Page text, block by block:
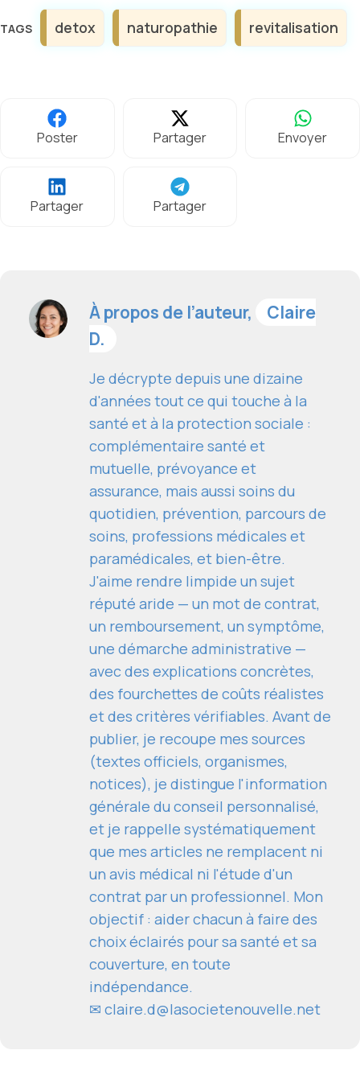
Étiquettes
detox naturopathie revitalisation
Poster Partager Envoyer
Partager Partager
À propos de l’auteur,
Claire
D.
Je décrypte depuis une dizaine
d'années tout ce qui touche à la
santé et à la protection sociale :
complémentaire santé et
mutuelle, prévoyance et
assurance, mais aussi soins du
quotidien, prévention, parcours de
soins, professions médicales et
paramédicales, et bien-être.
J'aime rendre limpide un sujet
réputé aride — un mot de contrat,
un remboursement, un symptôme,
une démarche administrative —
avec des explications concrètes,
des fourchettes de coûts réalistes
et des critères vérifiables. Avant de
publier, je recoupe mes sources
(textes officiels, organismes,
notices), je distingue l'information
générale du conseil personnalisé,
et je rappelle systématiquement
que mes articles ne remplacent ni
un avis médical ni l'étude d'un
contrat par un professionnel. Mon
objectif : aider chacun à faire des
choix éclairés pour sa santé et sa
couverture, en toute
indépendance.
✉ claire.d@lasocietenouvelle.net